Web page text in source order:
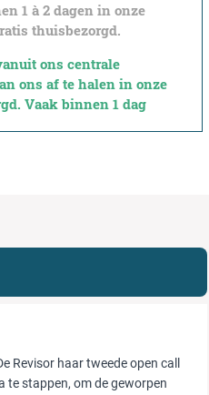
1 à 2 dagen in onze
thuisbezorgd.
ons centrale
ons af te halen in onze
Vaak binnen 1 dag
Revisorhaar tweede open call
te stappen, om de geworpen